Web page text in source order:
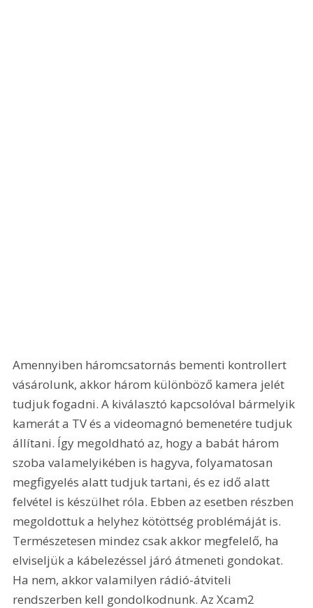
Amennyiben háromcsatornás bementi kontrollert
vásárolunk, akkor három különböző kamera jelét
tudjuk fogadni. A kiválasztó kapcsolóval bármelyik
kamerát a TV és a videomagnó bemenetére tudjuk
állítani. Így megoldható az, hogy a babát három
szoba valamelyikében is hagyva, folyamatosan
megfigyelés alatt tudjuk tartani, és ez idő alatt
felvétel is készülhet róla. Ebben az esetben részben
megoldottuk a helyhez kötöttség problémáját is.
Természetesen mindez csak akkor megfelelő, ha
elviseljük a kábelezéssel járó átmeneti gondokat.
Ha nem, akkor valamilyen rádió-átviteli
rendszerben kell gondolkodnunk. Az Xcam2